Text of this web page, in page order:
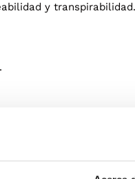
y transpirabilidad.
pisadas seguras,